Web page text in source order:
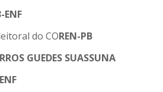
ENF
do COREN-PB
GUEDES SUASSUNA